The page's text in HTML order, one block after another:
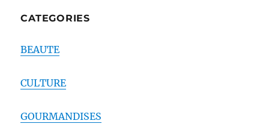
CATEGORIES
BEAUTE
CULTURE
GOURMANDISES